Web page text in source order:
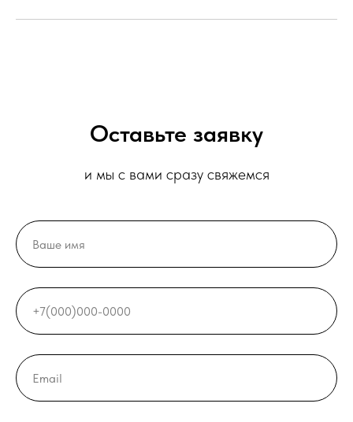
Оставьте заявку
и мы с вами сразу свяжемся